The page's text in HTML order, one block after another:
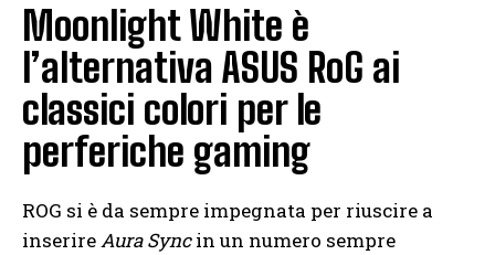
Moonlight White è
l’alternativa ASUS RoG ai
classici colori per le
perferiche gaming
ROG si è da sempre impegnata per riuscire a
inserireAura Syncin un numero sempre